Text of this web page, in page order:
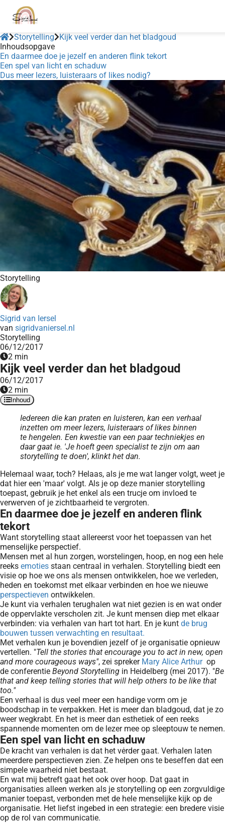
Storytelling
Kijk veel verder dan het bladgoud
Inhoudsopgave
En daarmee doe je jezelf en anderen flink tekort
Een spel van licht en schaduw
Dus meer lezers, luisteraars of likes nodig?
Storytelling
Sigrid van Iersel
van sigridvaniersel.nl
Storytelling
06/12/2017
2 min
Kijk veel verder dan het bladgoud
06/12/2017
2 min
Inhoud
Iedereen die kan praten en luisteren, kan een verhaal
inzetten om meer lezers, luisteraars of likes binnen
te hengelen. Een kwestie van een paar techniekjes en
daar gaat ie. 'Je hoeft geen specialist te zijn om aan
storytelling te doen', klinkt het dan.
Helemaal waar, toch? Helaas, als je me wat langer volgt, weet je
dat hier een 'maar' volgt. Als je op deze manier storytelling
toepast, gebruik je het enkel als een trucje om invloed te
verwerven of je zichtbaarheid te vergroten.
En daarmee doe je jezelf en anderen flink
tekort
Want storytelling staat allereerst voor het toepassen van het
menselijke perspectief.
Mensen met al hun zorgen, worstelingen, hoop, en nog een hele
reeks emoties staan centraal in verhalen. Storytelling biedt een
visie op hoe we ons als mensen ontwikkelen, hoe we verleden,
heden en toekomst met elkaar verbinden en hoe we nieuwe
perspectieven ontwikkelen.
Je kunt via verhalen terughalen wat niet gezien is en wat onder
de oppervlakte verscholen zit. Je kunt mensen diep met elkaar
verbinden: via verhalen van hart tot hart. En je kunt de brug
bouwen tussen verwachting en resultaat.
Met verhalen kun je bovendien jezelf of je organisatie opnieuw
vertellen. "Tell the stories that encourage you to act in new, open
and more courageous ways", zei spreker Mary Alice Arthur op
de conferentie Beyond Storytelling in Heidelberg (mei 2017). "Be
that and keep telling stories that will help others to be like that
too."
Een verhaal is dus veel meer een handige vorm om je
boodschap in te verpakken. Het is meer dan bladgoud, dat je zo
weer wegkrabt. En het is meer dan esthetiek of een reeks
spannende momenten om de lezer mee op sleeptouw te nemen.
Een spel van licht en schaduw
De kracht van verhalen is dat het vėrder gaat. Verhalen laten
meerdere perspectieven zien. Ze helpen ons te beseffen dat een
simpele waarheid niet bestaat.
En wat mij betreft gaat het ook over hoop. Dat gaat in
organisaties alleen werken als je storytelling op een zorgvuldige
manier toepast, verbonden met de hele menselijke kijk op de
organisatie. Het liefst ingebed in een strategie: een bredere visie
op de rol van communicatie.